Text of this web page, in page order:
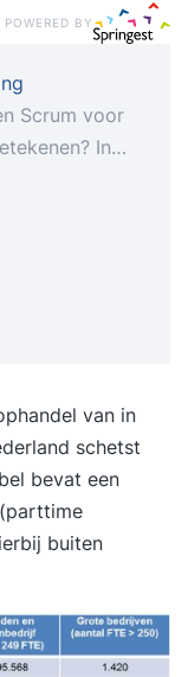
POWERED BY
Scrum voor
In
basis
* Van
naar
naar
op afstand
We maken
groepen *
rollen,
waarvoor
van in
schetst
bevat een
buiten